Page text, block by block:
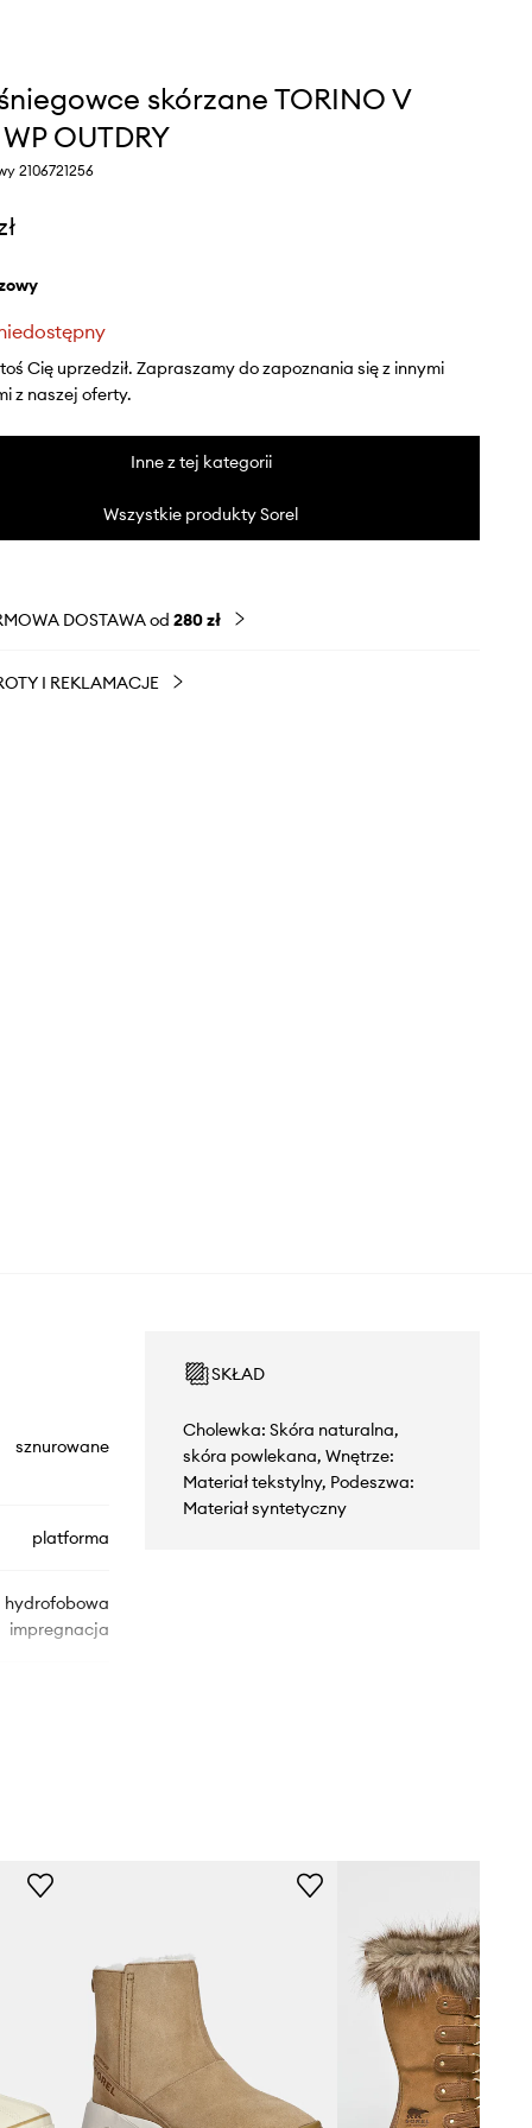
skórzane TORINO V
OUTDRY
2106721256
Cię uprzedził. Zapraszamy do zapoznania się z innymi
z naszej oferty.
Inne z tej kategorii
Wszystkie produkty Sorel
DOSTAWA od 280 zł
I REKLAMACJE
sznurowane
platforma
hydrofobowa
impregnacja
Sorel
SKŁAD
Cholewka: Skóra naturalna,
skóra powlekana, Wnętrze:
Materiał tekstylny, Podeszwa:
Materiał syntetyczny